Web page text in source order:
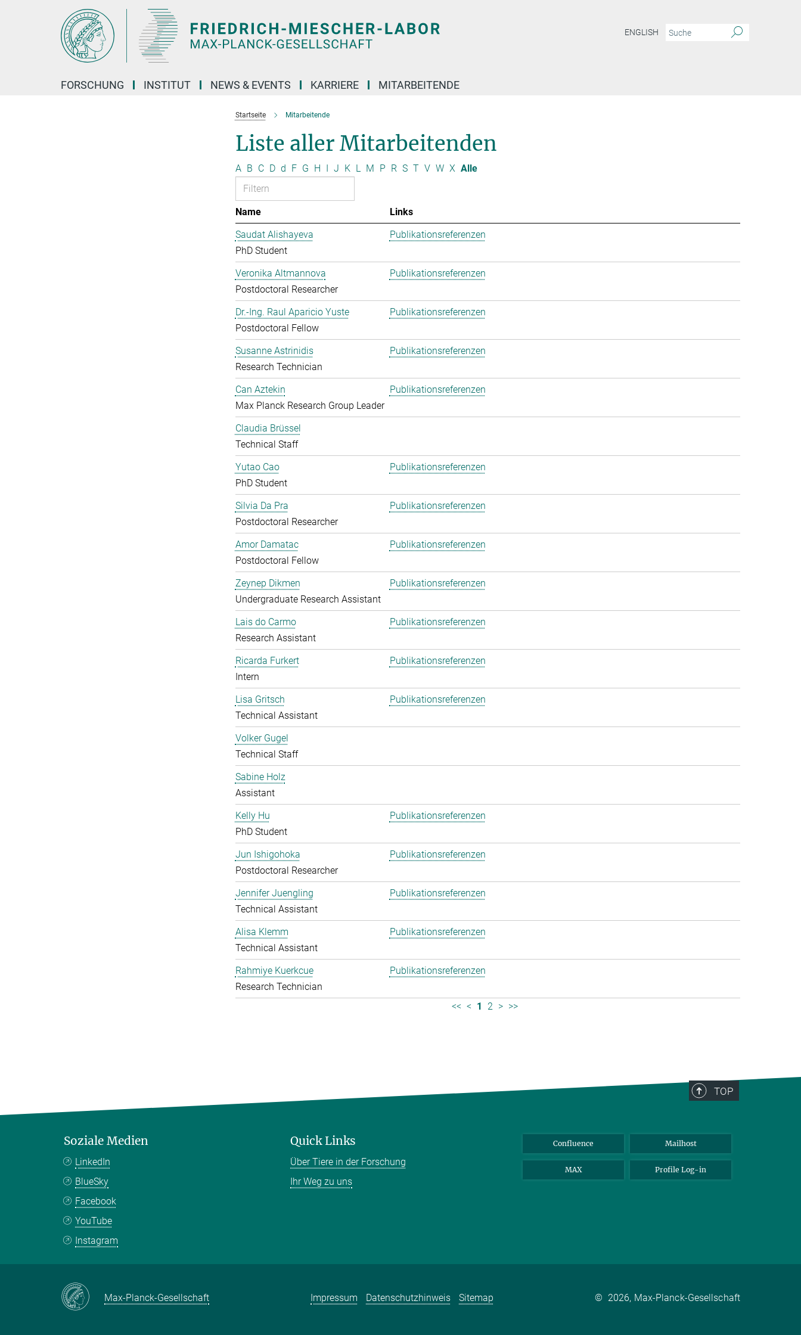
ENGLISH
FORSCHUNG INSTITUT NEWS & EVENTS KARRIERE MITARBEITENDE
Startseite Mitarbeitende
Liste aller Mitarbeitenden
A B C D d F G H I J K L M P R S T V W X Alle
Name
Links
Saudat Alishayeva
PhD Student
Publikationsreferenzen
Veronika Altmannova
Postdoctoral Researcher
Publikationsreferenzen
Dr.-Ing. Raul Aparicio Yuste
Postdoctoral Fellow
Publikationsreferenzen
Susanne Astrinidis
Research Technician
Publikationsreferenzen
Can Aztekin
Max Planck Research Group Leader
Publikationsreferenzen
Claudia Brüssel
Technical Staff
Yutao Cao
PhD Student
Publikationsreferenzen
Silvia Da Pra
Postdoctoral Researcher
Publikationsreferenzen
Amor Damatac
Postdoctoral Fellow
Publikationsreferenzen
Zeynep Dikmen
Undergraduate Research Assistant
Publikationsreferenzen
Lais do Carmo
Research Assistant
Publikationsreferenzen
Ricarda Furkert
Intern
Publikationsreferenzen
Lisa Gritsch
Technical Assistant
Publikationsreferenzen
Volker Gugel
Technical Staff
Sabine Holz
Assistant
Kelly Hu
PhD Student
Publikationsreferenzen
Jun Ishigohoka
Postdoctoral Researcher
Publikationsreferenzen
Jennifer Juengling
Technical Assistant
Publikationsreferenzen
Alisa Klemm
Technical Assistant
Publikationsreferenzen
Rahmiye Kuerkcue
Research Technician
Publikationsreferenzen
<< < 1 2 > >>
TOP
Soziale Medien
LinkedIn
BlueSky
Facebook
YouTube
Instagram
Quick Links
Über Tiere in der Forschung
Ihr Weg zu uns
Confluence Mailhost
MAX Profile Log-in
Max-Planck-Gesellschaft Impressum Datenschutzhinweis Sitemap © 2026, Max-Planck-Gesellschaft